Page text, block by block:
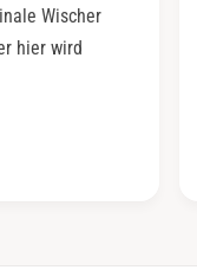
Wischer
hier wird